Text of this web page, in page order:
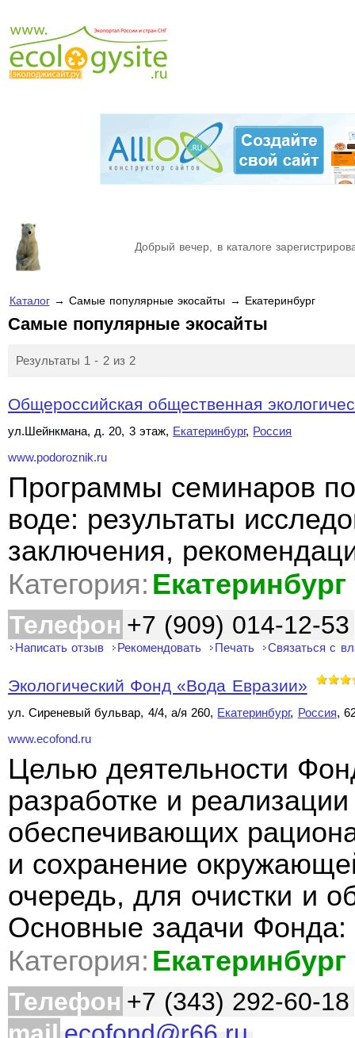
Добрый вечер, в каталоге
Каталог→ Самые популярные экосайты → Екатеринбург
Самые популярные экосайты
Результаты 1 - 2 из 2
Общероссийская общественная
ул.Шейнкмана, д. 20, 3 этаж, Екатеринбург, Россия
www.podoroznik.ru
Программы семинаров
воде: результаты
заключения,
Категория: Екатеринбург
Телефон +7 (909) 014-12-53
Написать отзыв Рекомендовать Печать Связаться с
Экологический Фонд «Вода Евразии»
ул. Сиреневый бульвар, 4/4, а/я 260, Екатеринбург, Россия,
www.ecofond.ru
Целью деятельности
разработке и
обеспечивающих
и сохранение
очередь, для очистки и
Основные задачи
Категория: Екатеринбург
Телефон +7 (343) 292-60-18